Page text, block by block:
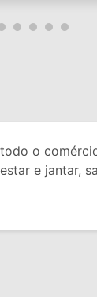
o
e jantar,